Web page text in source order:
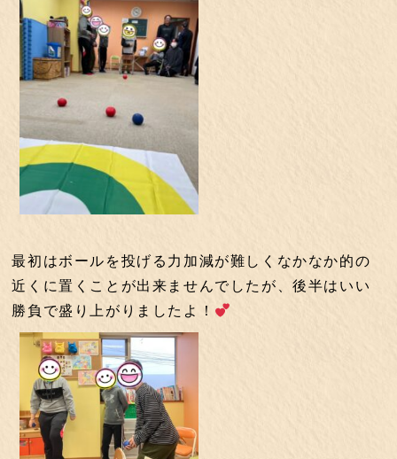
最初はボールを投げる力加減が難しくなかなか的の
近くに置くことが出来ませんでしたが、後半はいい
勝負で盛り上がりましたよ！